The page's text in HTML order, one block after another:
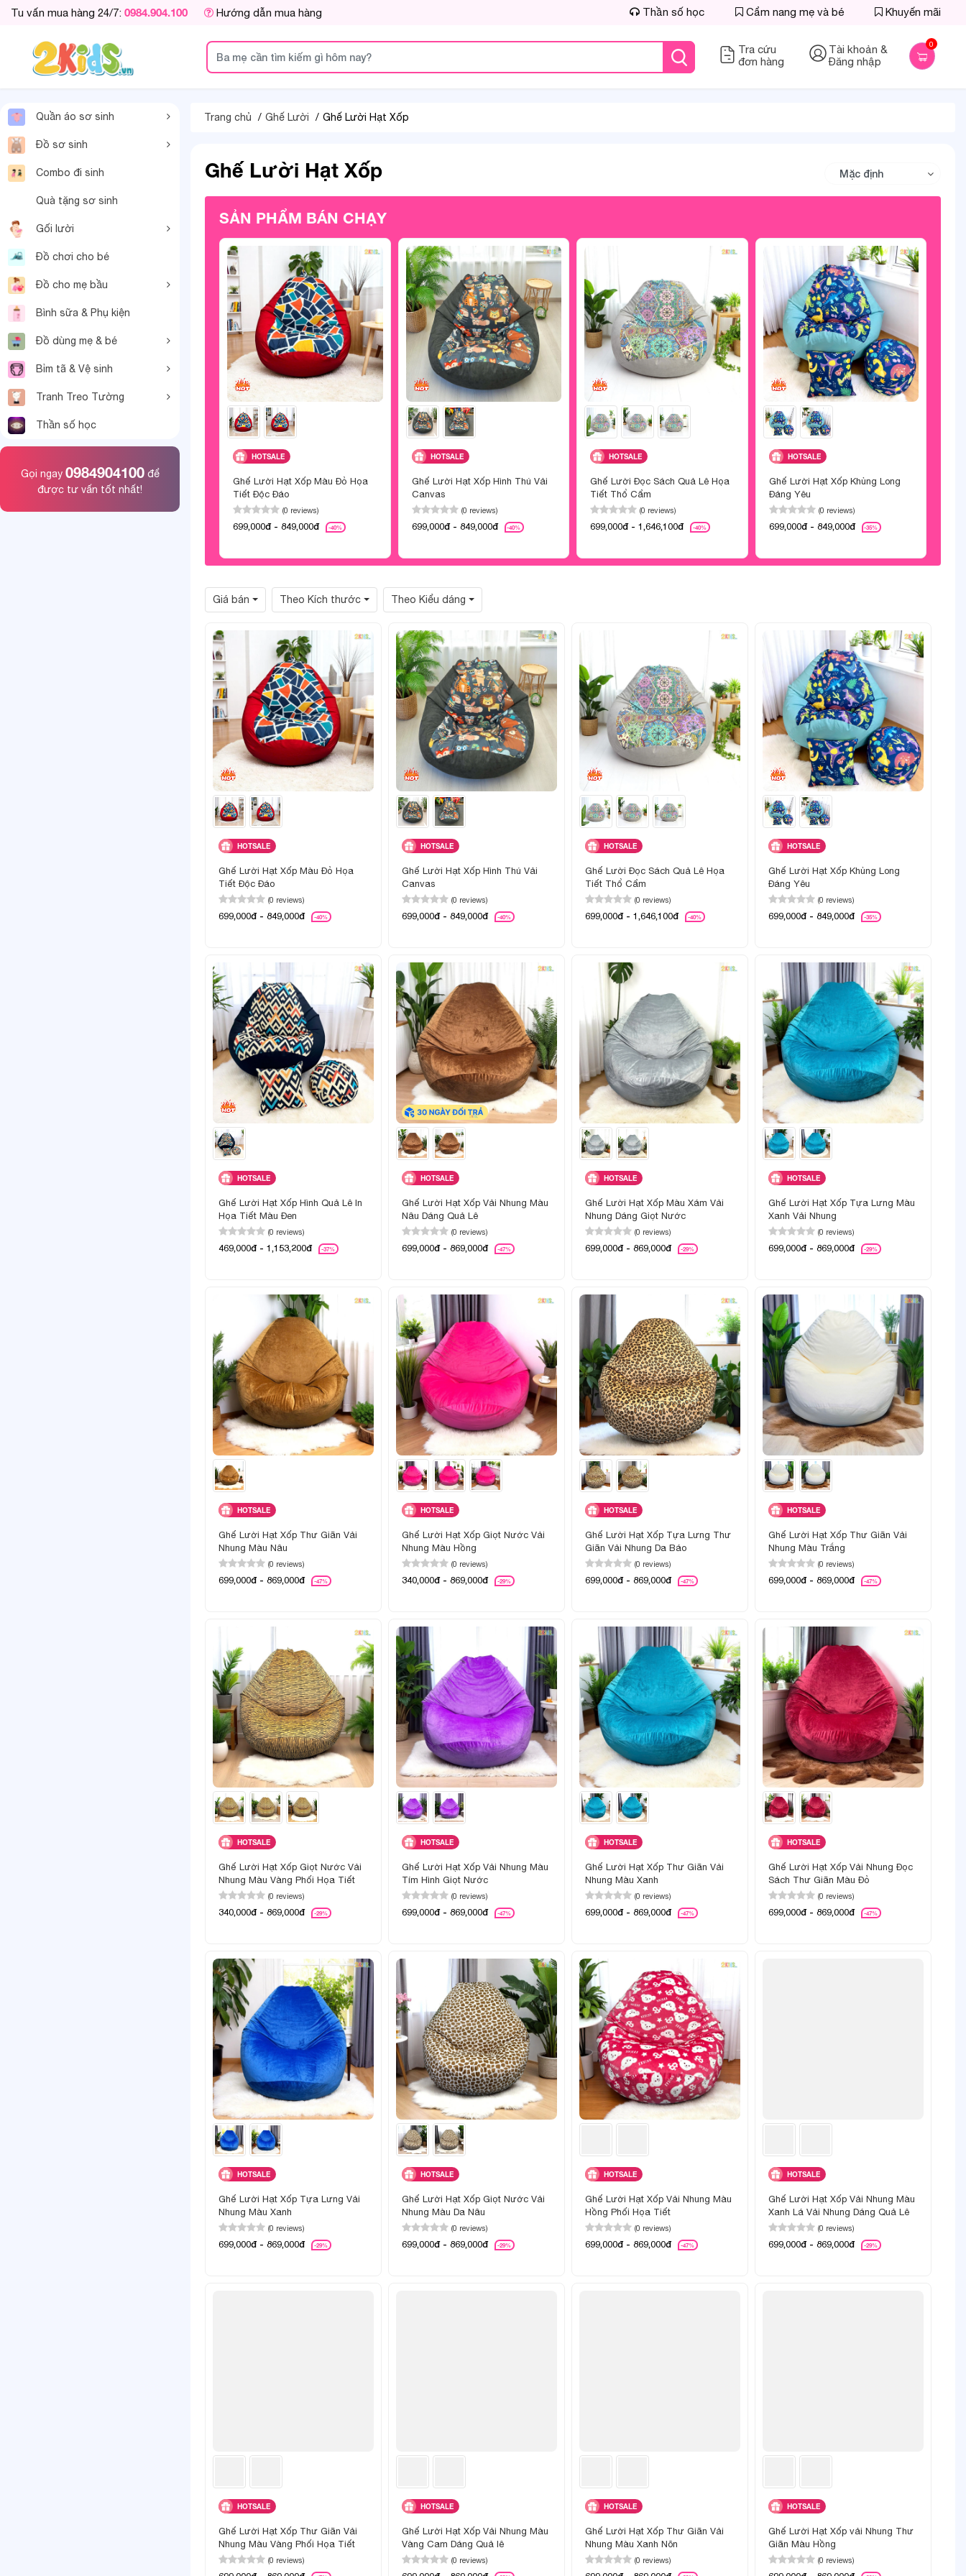
Tu vấn mua hàng 24/7: 0984.904.100 Hướng dẫn mua hàng Thần số học Cẩm nang mẹ và bé Khuyến mãi
Tra cứu
đơn hàng
Tài khoản &
Đăng nhập
0
Quần áo sơ sinh
Đồ sơ sinh
Combo đi sinh
Quà tặng sơ sinh
Gối lười
Đồ chơi cho bé
Đồ cho mẹ bầu
Bình sữa & Phụ kiện
Đồ dùng mẹ & bé
Bỉm tã & Vệ sinh
Tranh Treo Tường
Thần số học
Gọi ngay 0984904100để
được tư vấn tốt nhất!
Trang chủ Ghế Lười Ghế Lười Hạt Xốp
Ghế Lười Hạt Xốp
SẢN PHẨM BÁN CHẠY
HOTSALE
Ghế Lười Hạt Xốp Màu Đỏ Họa
Tiết Độc Đáo
(0 reviews)
699,000đ - 849,000đ -40%
HOTSALE
Ghế Lười Hạt Xốp Hình Thú Vải
Canvas
(0 reviews)
699,000đ - 849,000đ -40%
HOTSALE
Ghế Lười Đọc Sách Quả Lê Họa
Tiết Thổ Cẩm
(0 reviews)
699,000đ - 1,646,100đ -40%
HOTSALE
Ghế Lười Hạt Xốp Khủng Long
Đáng Yêu
(0 reviews)
699,000đ - 849,000đ -35%
Giá bán Theo Kích thước Theo Kiểu dáng
HOTSALE
Ghế Lười Hạt Xốp Màu Đỏ Họa
Tiết Độc Đáo
(0 reviews)
699,000đ - 849,000đ -40%
HOTSALE
Ghế Lười Hạt Xốp Hình Thú Vải
Canvas
(0 reviews)
699,000đ - 849,000đ -40%
HOTSALE
Ghế Lười Đọc Sách Quả Lê Họa
Tiết Thổ Cẩm
(0 reviews)
699,000đ - 1,646,100đ -40%
HOTSALE
Ghế Lười Hạt Xốp Khủng Long
Đáng Yêu
(0 reviews)
699,000đ - 849,000đ -35%
HOTSALE
Ghế Lười Hạt Xốp Hình Quả Lê In
Họa Tiết Màu Đen
(0 reviews)
469,000đ - 1,153,200đ -37%
HOTSALE
Ghế Lười Hạt Xốp Vải Nhung Màu
Nâu Dáng Quả Lê
(0 reviews)
699,000đ - 869,000đ -47%
HOTSALE
Ghế Lười Hạt Xốp Màu Xám Vải
Nhung Dáng Giọt Nước
(0 reviews)
699,000đ - 869,000đ -29%
HOTSALE
Ghế Lười Hạt Xốp Tựa Lưng Màu
Xanh Vải Nhung
(0 reviews)
699,000đ - 869,000đ -29%
HOTSALE
Ghế Lười Hạt Xốp Thư Giãn Vải
Nhung Màu Nâu
(0 reviews)
699,000đ - 869,000đ -47%
HOTSALE
Ghế Lười Hạt Xốp Giọt Nước Vải
Nhung Màu Hồng
(0 reviews)
340,000đ - 869,000đ -29%
HOTSALE
Ghế Lười Hạt Xốp Tựa Lưng Thư
Giãn Vải Nhung Da Báo
(0 reviews)
699,000đ - 869,000đ -47%
HOTSALE
Ghế Lười Hạt Xốp Thư Giãn Vải
Nhung Màu Trắng
(0 reviews)
699,000đ - 869,000đ -47%
HOTSALE
Ghế Lười Hạt Xốp Giọt Nước Vải
Nhung Màu Vàng Phối Họa Tiết
(0 reviews)
340,000đ - 869,000đ -29%
HOTSALE
Ghế Lười Hạt Xốp Vải Nhung Màu
Tím Hình Giọt Nước
(0 reviews)
699,000đ - 869,000đ -47%
HOTSALE
Ghế Lười Hạt Xốp Thư Giãn Vải
Nhung Màu Xanh
(0 reviews)
699,000đ - 869,000đ -47%
HOTSALE
Ghế Lười Hạt Xốp Vải Nhung Đọc
Sách Thư Giãn Màu Đỏ
(0 reviews)
699,000đ - 869,000đ -47%
HOTSALE
Ghế Lười Hạt Xốp Tựa Lưng Vải
Nhung Màu Xanh
(0 reviews)
699,000đ - 869,000đ -29%
HOTSALE
Ghế Lười Hạt Xốp Giọt Nước Vải
Nhung Màu Da Nâu
(0 reviews)
699,000đ - 869,000đ -29%
HOTSALE
Ghế Lười Hạt Xốp Vải Nhung Màu
Hồng Phối Họa Tiết
(0 reviews)
699,000đ - 869,000đ -47%
HOTSALE
Ghế Lười Hạt Xốp Vải Nhung Màu
Xanh Lá Vải Nhung Dáng Quả Lê
(0 reviews)
699,000đ - 869,000đ -29%
HOTSALE
Ghế Lười Hạt Xốp Thư Giãn Vải
Nhung Màu Vàng Phối Họa Tiết
(0 reviews)
HOTSALE
Ghế Lười Hạt Xốp Vải Nhung Màu
Vàng Cam Dáng Quả lê
(0 reviews)
HOTSALE
Ghế Lười Hạt Xốp Thư Giãn Vải
Nhung Màu Xanh Nõn
(0 reviews)
HOTSALE
Ghế Lười Hạt Xốp vải Nhung Thư
Giãn Màu Hồng
(0 reviews)